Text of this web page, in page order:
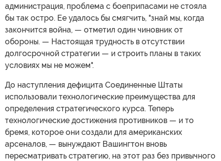
администрация, проблема с боеприпасами не стояла
бы так остро. Ее удалось бы смягчить, "знай мы, когда
закончится война, — отметил один чиновник от
обороны. — Настоящая трудность в отсутствии
долгосрочной стратегии — и строить планы в таких
условиях мы не можем".
До наступления дефицита Соединенные Штаты
использовали технологические преимущества для
определения стратегического курса. Теперь
технологические достижения противников — и то
бремя, которое они создали для американских
арсеналов, — вынуждают Вашингтон вновь
пересматривать стратегию, на этот раз без привычного